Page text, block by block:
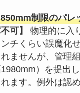
制限のパレ
可】
物理的に入
ンチくらい誤魔化
ませんが、管理
1980mm）を提出
れます。例外は認